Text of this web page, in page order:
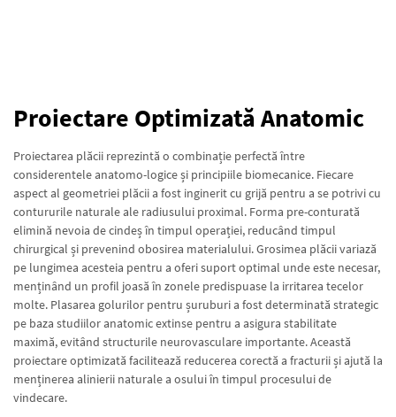
Proiectare Optimizată Anatomic
Proiectarea plăcii reprezintă o combinație perfectă între
considerentele anatomo-logice și principiile biomecanice. Fiecare
aspect al geometriei plăcii a fost inginerit cu grijă pentru a se potrivi cu
contururile naturale ale radiusului proximal. Forma pre-conturată
elimină nevoia de cindeș în timpul operației, reducând timpul
chirurgical și prevenind obosirea materialului. Grosimea plăcii variază
pe lungimea acesteia pentru a oferi suport optimal unde este necesar,
menținând un profil joasă în zonele predispuase la irritarea tecelor
molte. Plasarea golurilor pentru șuruburi a fost determinată strategic
pe baza studiilor anatomic extinse pentru a asigura stabilitate
maximă, evitând structurile neurovasculare importante. Această
proiectare optimizată facilitează reducerea corectă a fracturii și ajută la
menținerea alinierii naturale a osului în timpul procesului de
vindecare.